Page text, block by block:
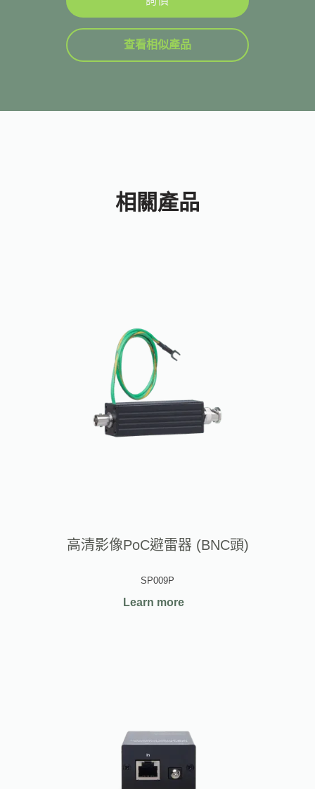
查看相似產品
相關產品
高清影像PoC避雷器 (BNC頭)
SP009P
Learn more